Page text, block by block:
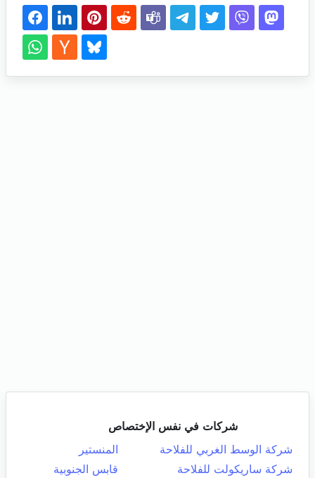
شركات في نفس الإختصاص
شركة الوسط الغربي للفلاحة
المنستير
شركة ساريكولت للفلاحة
قابس الجنوبية